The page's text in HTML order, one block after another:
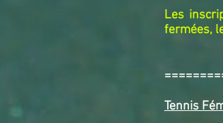
Les
fermées,
Tennis Fé